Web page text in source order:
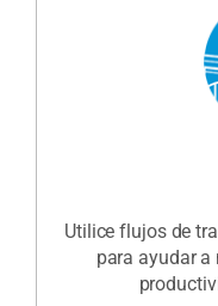
Utilice flujos de
para ayudar